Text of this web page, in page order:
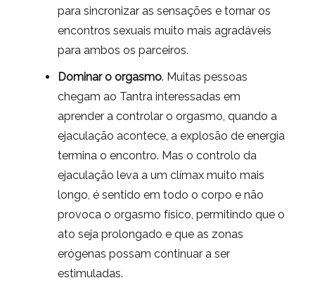
para sincronizar as sensações e tornar os
encontros sexuais muito mais agradáveis
para ambos os parceiros.
Dominar o orgasmo. Muitas pessoas
chegam ao Tantra interessadas em
aprender a controlar o orgasmo, quando a
ejaculação acontece, a explosão de energia
termina o encontro. Mas o controlo da
ejaculação leva a um clímax muito mais
longo, é sentido em todo o corpo e não
provoca o orgasmo físico, permitindo que o
ato seja prolongado e que as zonas
erógenas possam continuar a ser
estimuladas.